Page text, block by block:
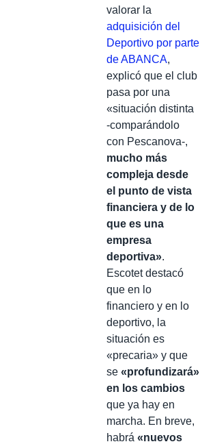
valorar la
adquisición del
Deportivo por parte
de ABANCA,
explicó que el club
pasa por una
«situación distinta
-comparándolo
con Pescanova-,
mucho más
compleja desde
el punto de vista
financiera y de lo
que es una
empresa
deportiva».
Escotet destacó
que en lo
financiero y en lo
deportivo, la
situación es
«precaria» y que
se «profundizará»
en los cambios
que ya hay en
marcha. En breve,
habrá «nuevos